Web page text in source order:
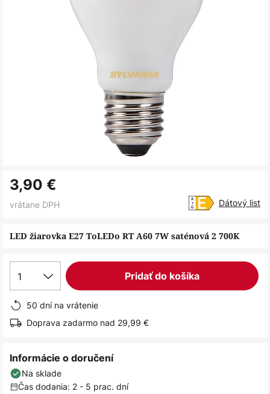
na
začiatok
obrázkov
LED žiarovka E27 ToLEDo RT A60 7W saténová 2 700K
3,90 €
vrátane DPH Dátový list
1 Pridať do košíka
50 dní na vrátenie
Doprava zadarmo nad 29,99 €
Informácie o doručení
Na sklade
Čas dodania: 2 - 5 prac. dní